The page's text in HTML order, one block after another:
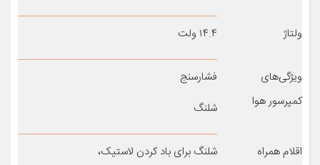
ولتاژ ۱۴.۴ ولت
ویژگی‌های
کمپرسور هوا
فشارسنج
شلنگ
اقلام همراه
شلنگ برای باد کردن لاستیک،